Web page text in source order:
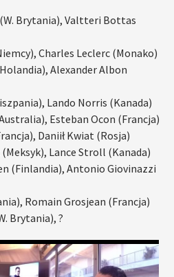
Brytania), Valtteri Bottas
Charles Leclerc (Monako)
Alexander Albon
Lando Norris (Kanada)
Esteban Ocon (Francja)
Daniił Kwiat (Rosja)
Lance Stroll (Kanada)
(Finlandia), Antonio Giovinazzi
Romain Grosjean (Francja)
Brytania), ?